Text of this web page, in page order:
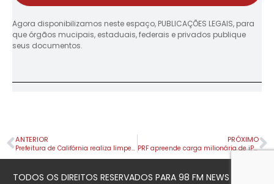
Agora disponibilizamos neste espaço, PUBLICAÇÕES LEGAIS, para
que órgãos mucipais, estaduais, federais e privados publique
seus documentos.
ANTERIOR
Prefeitura de Califórnia realiza limpeza de bueiro na Avenida Getúlio Vargas
PRÓXIMO
PRF apreende carga milionária de iPhones em Londrina (PR)
TODOS OS DIREITOS RESERVADOS PARA 98 FM NEWS © 2023